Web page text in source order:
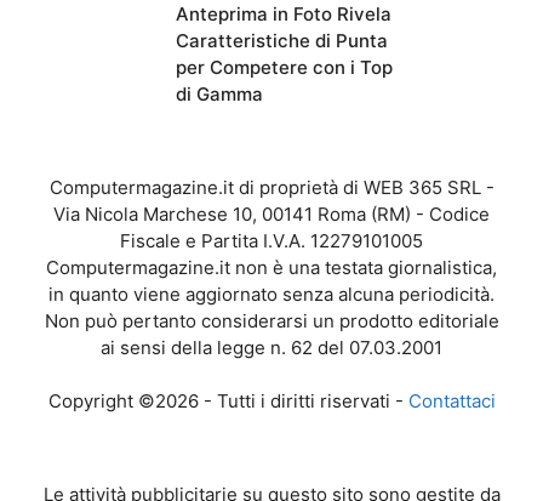
Anteprima in Foto Rivela
Caratteristiche di Punta
per Competere con i Top
di Gamma
Computermagazine.it di proprietà di WEB 365 SRL -
Via Nicola Marchese 10, 00141 Roma (RM) - Codice
Fiscale e Partita I.V.A. 12279101005
Computermagazine.it non è una testata giornalistica,
in quanto viene aggiornato senza alcuna periodicità.
Non può pertanto considerarsi un prodotto editoriale
ai sensi della legge n. 62 del 07.03.2001
Copyright ©2026 - Tutti i diritti riservati - Contattaci
Le attività pubblicitarie su questo sito sono gestite da